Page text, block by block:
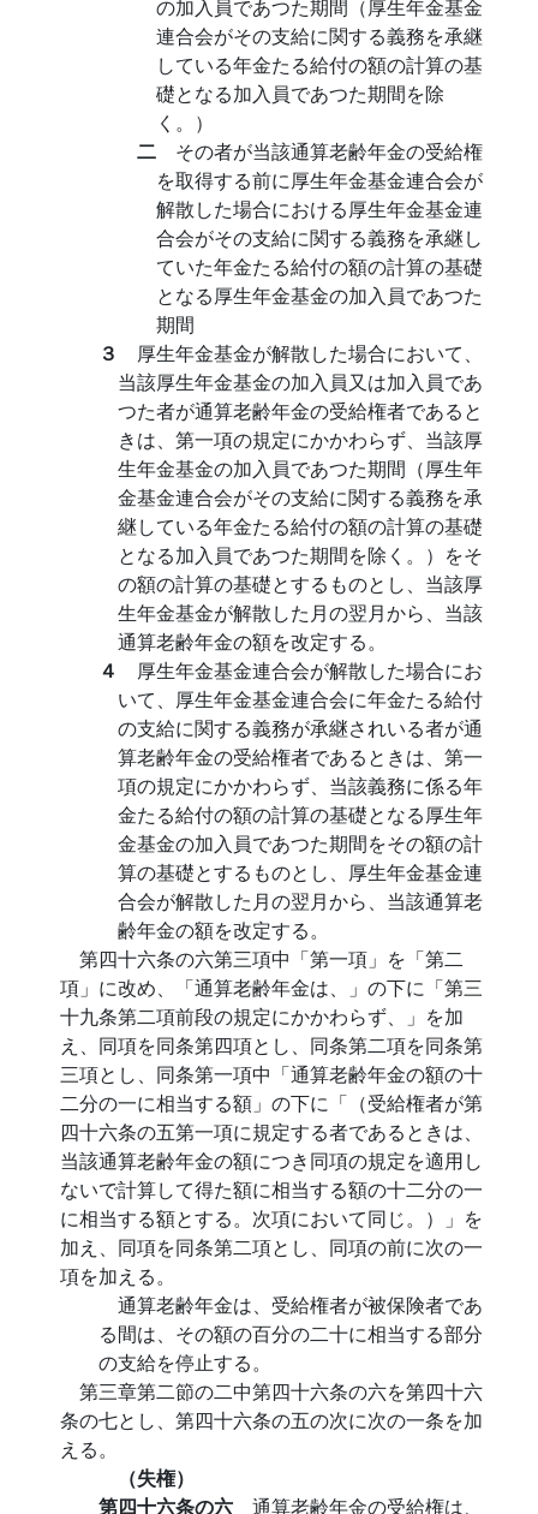
の加入員であつた期間（厚生年金基金
連合会がその支給に関する義務を承継
している年金たる給付の額の計算の基
礎となる加入員であつた期間を除
く。）
二 その者が当該通算老齢年金の受給権
を取得する前に厚生年金基金連合会が
解散した場合における厚生年金基金連
合会がその支給に関する義務を承継し
ていた年金たる給付の額の計算の基礎
となる厚生年金基金の加入員であつた
期間
３ 厚生年金基金が解散した場合において、
当該厚生年金基金の加入員又は加入員であ
つた者が通算老齢年金の受給権者であると
きは、第一項の規定にかかわらず、当該厚
生年金基金の加入員であつた期間（厚生年
金基金連合会がその支給に関する義務を承
継している年金たる給付の額の計算の基礎
となる加入員であつた期間を除く。）をそ
の額の計算の基礎とするものとし、当該厚
生年金基金が解散した月の翌月から、当該
通算老齢年金の額を改定する。
４ 厚生年金基金連合会が解散した場合にお
いて、厚生年金基金連合会に年金たる給付
の支給に関する義務が承継されいる者が通
算老齢年金の受給権者であるときは、第一
項の規定にかかわらず、当該義務に係る年
金たる給付の額の計算の基礎となる厚生年
金基金の加入員であつた期間をその額の計
算の基礎とするものとし、厚生年金基金連
合会が解散した月の翌月から、当該通算老
齢年金の額を改定する。
第四十六条の六第三項中「第一項」を「第二
項」に改め、「通算老齢年金は、」の下に「第三
十九条第二項前段の規定にかかわらず、」を加
え、同項を同条第四項とし、同条第二項を同条第
三項とし、同条第一項中「通算老齢年金の額の十
二分の一に相当する額」の下に「（受給権者が第
四十六条の五第一項に規定する者であるときは、
当該通算老齢年金の額につき同項の規定を適用し
ないで計算して得た額に相当する額の十二分の一
に相当する額とする。次項において同じ。）」を
加え、同項を同条第二項とし、同項の前に次の一
項を加える。
通算老齢年金は、受給権者が被保険者であ
る間は、その額の百分の二十に相当する部分
の支給を停止する。
第三章第二節の二中第四十六条の六を第四十六
条の七とし、第四十六条の五の次に次の一条を加
える。
（失権）
第四十六条の六 通算老齢年金の受給権は、